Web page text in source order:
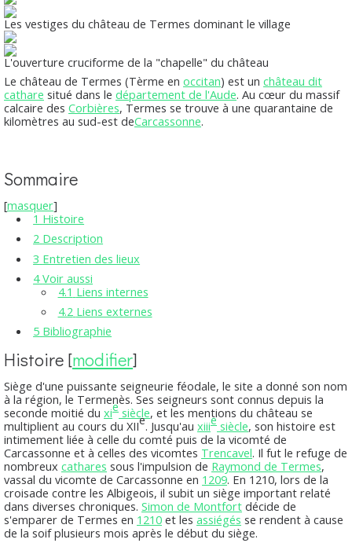
Les vestiges du château de Termes dominant le village
L'ouverture cruciforme de la "chapelle" du château
Le château de Termes (Tèrme en occitan) est un château dit
cathare situé dans le département de l'Aude. Au cœur du massif
calcaire des Corbières, Termes se trouve à une quarantaine de
kilomètres au sud-est deCarcassonne.
Sommaire
[masquer]
1 Histoire
2 Description
3 Entretien des lieux
4 Voir aussi
4.1 Liens internes
4.2 Liens externes
5 Bibliographie
Histoire [modifier]
Siège d'une puissante seigneurie féodale, le site a donné son nom
à la région, le Termenès. Ses seigneurs sont connus depuis la
seconde moitié du xie siècle, et les mentions du château se
multiplient au cours du XIIe. Jusqu'au xiiie siècle, son histoire est
intimement liée à celle du comté puis de la vicomté de
Carcassonne et à celles des vicomtes Trencavel. Il fut le refuge de
nombreux cathares sous l'impulsion de Raymond de Termes,
vassal du vicomte de Carcassonne en 1209. En 1210, lors de la
croisade contre les Albigeois, il subit un siège important relaté
dans diverses chroniques. Simon de Montfort décide de
s'emparer de Termes en 1210 et les assiégés se rendent à cause
de la soif plusieurs mois après le début du siège.